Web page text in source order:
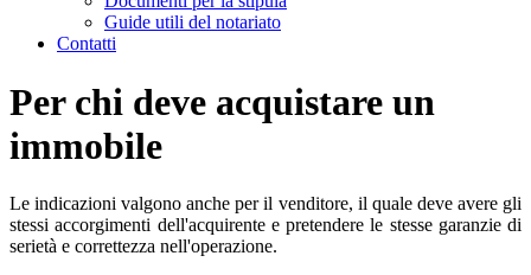
Guide utili del notariato
Contatti
Per chi deve acquistare un
immobile
Le indicazioni valgono anche per il venditore, il quale deve avere gli
stessi accorgimenti dell'acquirente e pretendere le stesse garanzie di
serietà e correttezza nell'operazione.